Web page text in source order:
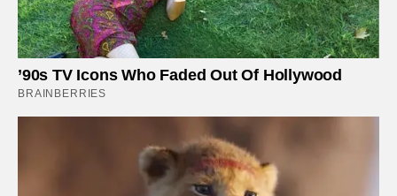
’90s TV Icons Who Faded Out Of Hollywood
BRAINBERRIES